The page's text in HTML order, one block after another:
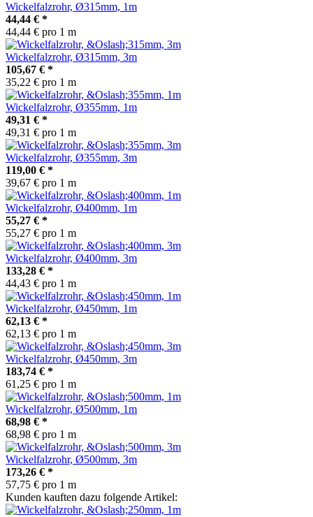
Wickelfalzrohr, Ø315mm, 1m
44,44 € *
44,44 € pro 1 m
Wickelfalzrohr, Ø315mm, 3m
105,67 € *
35,22 € pro 1 m
Wickelfalzrohr, Ø355mm, 1m
49,31 € *
49,31 € pro 1 m
Wickelfalzrohr, Ø355mm, 3m
119,00 € *
39,67 € pro 1 m
Wickelfalzrohr, Ø400mm, 1m
55,27 € *
55,27 € pro 1 m
Wickelfalzrohr, Ø400mm, 3m
133,28 € *
44,43 € pro 1 m
Wickelfalzrohr, Ø450mm, 1m
62,13 € *
62,13 € pro 1 m
Wickelfalzrohr, Ø450mm, 3m
183,74 € *
61,25 € pro 1 m
Wickelfalzrohr, Ø500mm, 1m
68,98 € *
68,98 € pro 1 m
Wickelfalzrohr, Ø500mm, 3m
173,26 € *
57,75 € pro 1 m
Kunden kauften dazu folgende Artikel: